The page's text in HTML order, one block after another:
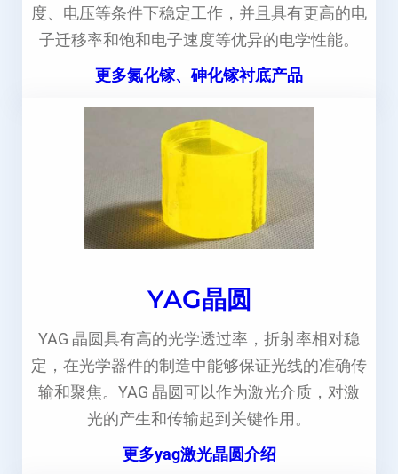
度、电压等条件下稳定工作，并且具有更高的电
子迁移率和饱和电子速度等优异的电学性能。
更多氮化镓、砷化镓衬底产品
YAG晶圆
YAG 晶圆具有高的光学透过率，折射率相对稳
定，在光学器件的制造中能够保证光线的准确传
输和聚焦。YAG 晶圆可以作为激光介质，对激
光的产生和传输起到关键作用。
更多yag激光晶圆介绍